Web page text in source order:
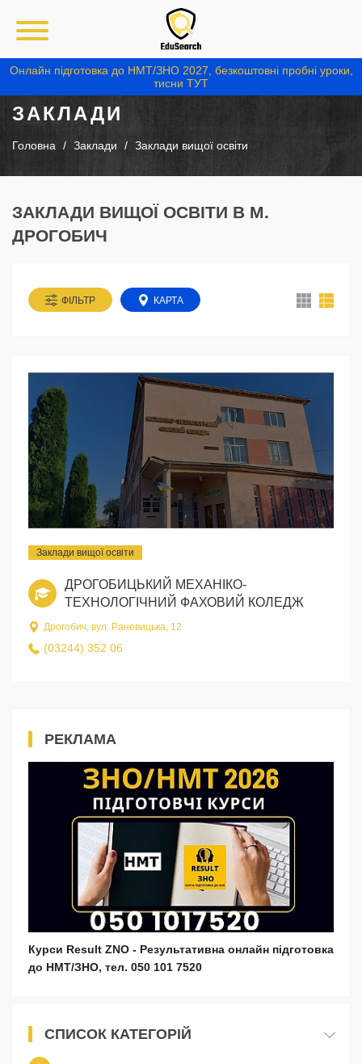
Онлайн підготовка до НМТ/ЗНО 2027, безкоштовні пробні уроки,
тисни ТУТ
ЗАКЛАДИ
Головна Заклади Заклади вищої освіти
ЗАКЛАДИ ВИЩОЇ ОСВІТИ В М.
ДРОГОБИЧ
ФІЛЬТР КАРТА
Заклади вищої освіти
ДРОГОБИЦЬКИЙ МЕХАНІКО-
ТЕХНОЛОГІЧНИЙ ФАХОВИЙ КОЛЕДЖ
Дрогобич, вул. Раневицька, 12
(03244) 352 06
СПИСОК КАТЕГОРІЙ
РЕКЛАМА
Курси Result ZNO - Результативна онлайн підготовка
до НМТ/ЗНО, тел. 050 101 7520